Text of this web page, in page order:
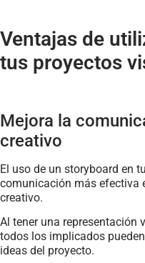
Ventajas de
tus proyectos
Mejora la
creativo
El uso de un storyboard en
comunicación más efectiva
creativo.
Al tener una representación
todos los implicados
ideas del proyecto.